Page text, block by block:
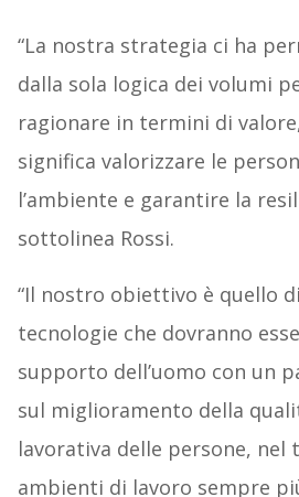
“La nostra strategia ci ha
dalla sola logica dei volumi
ragionare in termini di
significa valorizzare le
l’ambiente e garantire la
sottolinea Rossi.
“Il nostro obiettivo è quello
tecnologie che dovranno
supporto dell’uomo con un
sul miglioramento della
lavorativa delle persone, nel
ambienti di lavoro sempre